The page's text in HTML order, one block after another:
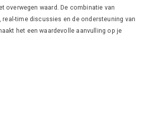
overwegen waard. De combinatie van
real-time discussies en de ondersteuning van
het een waardevolle aanvulling op je